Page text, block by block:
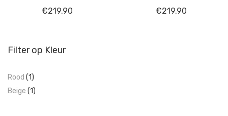
€219.90
€219.90
Filter op Kleur
Rood (1)
Beige (1)